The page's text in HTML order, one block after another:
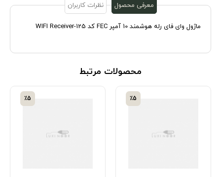
معرفی محصول نظرات کاربران
ماژول وای فای رله هوشمند 10 آمپر FEC کد 125-WIFI Receiver
محصولات مرتبط
٪5 ٪5